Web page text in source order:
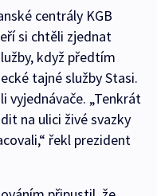
centrály KGB
si chtěli zjednat
když předtím
tajné služby Stasi.
vyjednávače. „Tenkrát
na ulici živé svazky
řekl prezident